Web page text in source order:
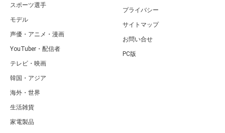
スポーツ選手
モデル
声優・アニメ・漫画
YouTuber・配信者
テレビ・映画
韓国・アジア
海外・世界
生活雑貨
家電製品
プライバシー
サイトマップ
お問い合せ
PC版